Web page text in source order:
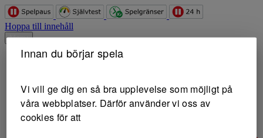
Hoppa till innehåll
Meny
Innan du börjar spela
Vi vill ge dig en så bra upplevelse som möjligt på
våra webbplatser. Därför använder vi oss av
cookies för att